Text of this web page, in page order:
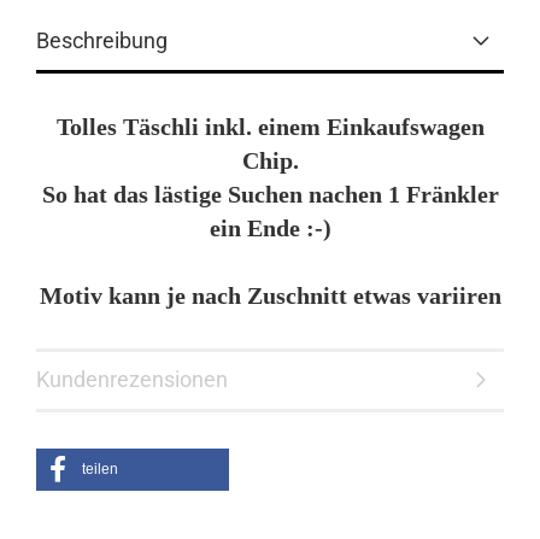
Beschreibung
Tolles Täschli inkl. einem Einkaufswagen
Chip.
So hat das lästige Suchen nachen 1 Fränkler
ein Ende :-)
Motiv kann je nach Zuschnitt etwas variiren
Kundenrezensionen
teilen